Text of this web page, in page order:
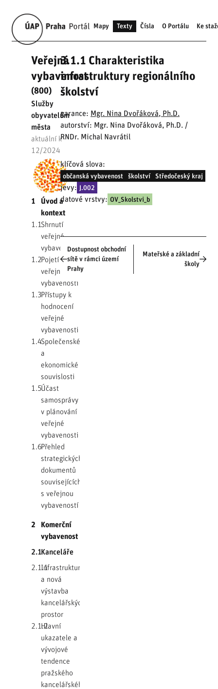
Mapy Texty Čísla O Portálu Ke
Veřejná
vybavenost
(800)
Služby
obyvatelům
města
aktuální k
12/2024
1
Úvod a
kontext
1.1Shrnutí
veřejné
vybavenosti
1.2Pojetí
veřejné
vybavenosti
1.3Přístupy k
hodnocení
veřejné
vybavenosti
1.4Společenské
a
ekonomické
souvislosti
1.5Účast
samosprávy
v plánování
veřejné
vybavenosti
1.6Přehled
strategických
dokumentů
souvisejících
s veřejnou
vybaveností
2
Komerční
vybavenost
2.1Kanceláře
2.1.1Infrastruktura
a nová
výstavba
kancelářských
prostor
2.1.2Hlavní
ukazatele a
vývojové
tendence
pražského
kancelářského
3.1.1 Charakteristika
infrastruktury regionálního
školství
garance: Mgr. Nina Dvořáková, Ph.D.
autorství: Mgr. Nina Dvořáková, Ph.D. /
RNDr. Michal Navrátil
klíčová slova:
občanská vybavenost školství Středočeský kraj
jevy: J.002
datové vrstvy: OV_Skolstvi_b
Dostupnost obchodní
sítě v rámci území
Prahy
Mateřské a základní
školy